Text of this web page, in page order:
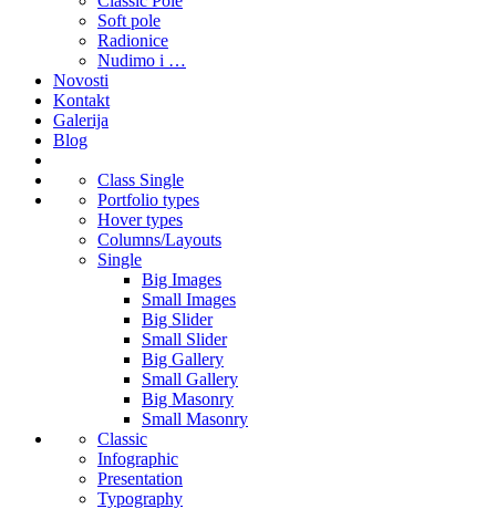
Soft pole
Radionice
Nudimo i …
Novosti
Kontakt
Galerija
Blog
Class Single
Portfolio types
Hover types
Columns/Layouts
Single
Big Images
Small Images
Big Slider
Small Slider
Big Gallery
Small Gallery
Big Masonry
Small Masonry
Classic
Infographic
Presentation
Typography